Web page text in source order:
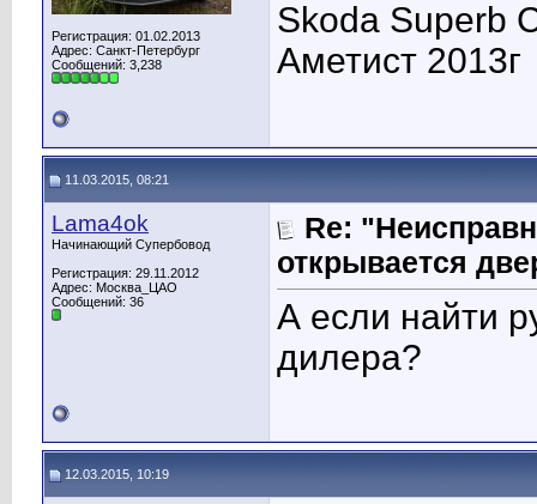
Регистрация: 01.02.2013
Адрес: Санкт-Петербург
Сообщений: 3,238
Skoda Superb
Аметист 2013г
11.03.2015, 08:21
Lama4ok
Начинающий Супербовод
Регистрация: 29.11.2012
Адрес: Москва_ЦАО
Сообщений: 36
Re:
открывается
А если найти
дилера?
12.03.2015, 10:19